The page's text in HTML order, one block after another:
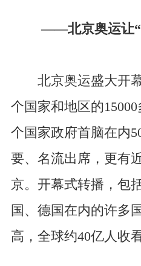
——北京奥运让“
北京奥运盛大开幕
个国家和地区的
个国家政府首脑在内
要、名流出席，更有
京。开幕式转播，包
国、德国在内的许多
高，全球约40亿人收看